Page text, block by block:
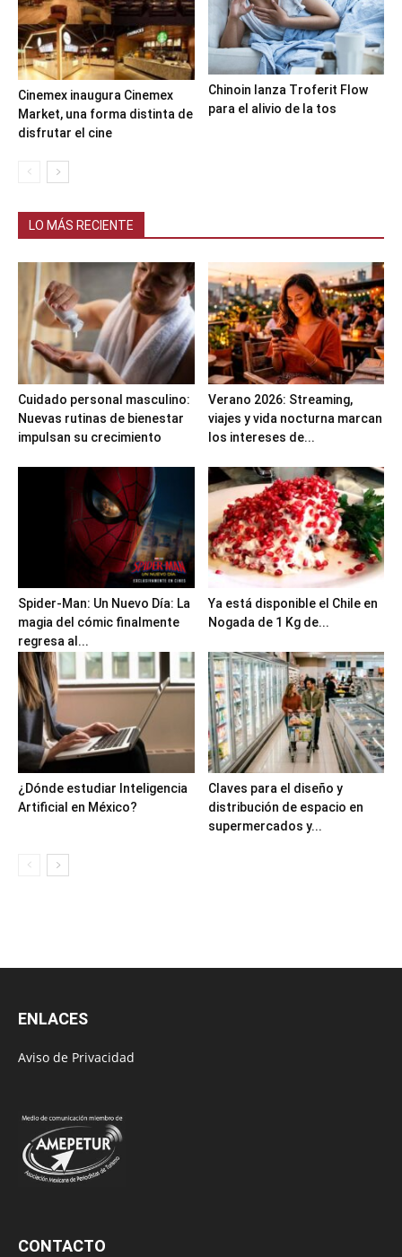
Cinemex inaugura Cinemex
Market, una forma distinta de
disfrutar el cine
Chinoin lanza Troferit Flow
para el alivio de la tos
LO MÁS RECIENTE
Cuidado personal masculino:
Nuevas rutinas de bienestar
impulsan su crecimiento
Verano 2026: Streaming,
viajes y vida nocturna marcan
los intereses de...
Spider-Man: Un Nuevo Día: La
magia del cómic finalmente
regresa al...
Ya está disponible el Chile en
Nogada de 1 Kg de...
¿Dónde estudiar Inteligencia
Artificial en México?
Claves para el diseño y
distribución de espacio en
supermercados y...
ENLACES
Aviso de Privacidad
CONTACTO